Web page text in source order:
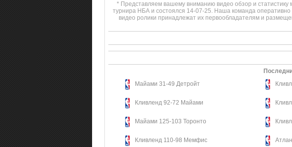
* Представляем вашему вниманию видео обзор и
турнира НБА и состоялся 14-07-25. Наша команда
видео ролики принадлежат их первообладателям и
Майами 31-49 Детройт
Кливленд 92-72 Майами
Майами 125-103 Торонто
Кливленд 110-98 Мемфис